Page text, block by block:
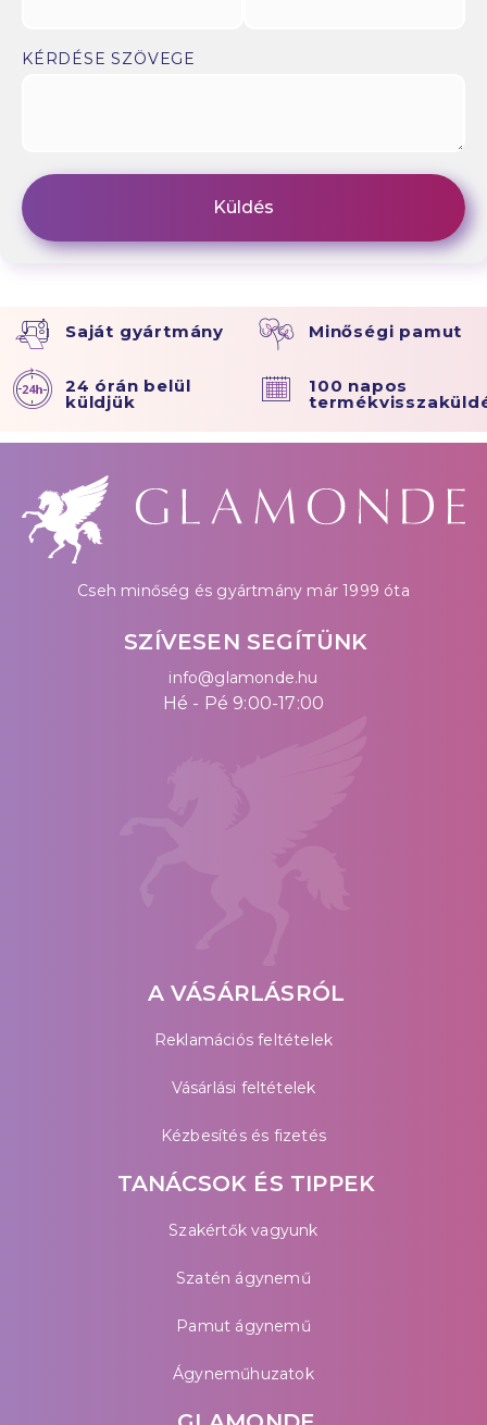
KÉRDÉSE SZÖVEGE
Saját gyártmány Minőségi pamut
24 órán belül
küldjük
100 napos
Cseh minőség és gyártmány már 1999 óta
SZÍVESEN SEGÍTÜNK
info@glamonde.hu
Hé - Pé 9:00-17:00
A VÁSÁRLÁSRÓL
Reklamációs feltételek
Vásárlási feltételek
Kézbesítés és fizetés
TANÁCSOK ÉS TIPPEK
Szakértők vagyunk
Szatén ágynemű
Pamut ágynemű
Ágyneműhuzatok